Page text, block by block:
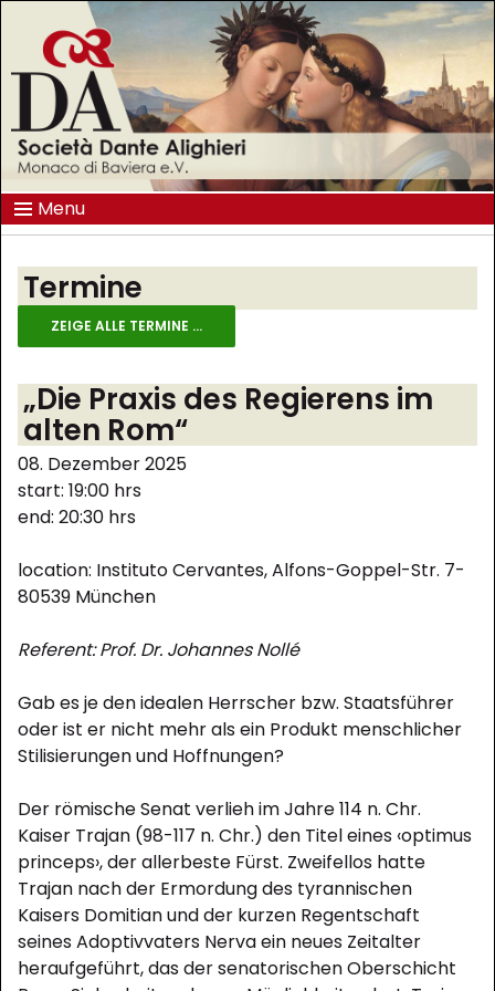
Menu
Termine
ZEIGE ALLE TERMINE ...
„Die Praxis des Regierens im
alten Rom“
08. Dezember 2025
start: 19:00 hrs
end: 20:30 hrs
location: Instituto Cervantes, Alfons-Goppel-Str. 7-
80539 München
Referent: Prof. Dr. Johannes Nollé
Gab es je den idealen Herrscher bzw. Staatsführer
oder ist er nicht mehr als ein Produkt menschlicher
Stilisierungen und Hoffnungen?
Der römische Senat verlieh im Jahre 114 n. Chr.
Kaiser Trajan (98-117 n. Chr.) den Titel eines ‹optimus
princeps›, der allerbeste Fürst. Zweifellos hatte
Trajan nach der Ermordung des tyrannischen
Kaisers Domitian und der kurzen Regentschaft
seines Adoptivvaters Nerva ein neues Zeitalter
heraufgeführt, das der senatorischen Oberschicht